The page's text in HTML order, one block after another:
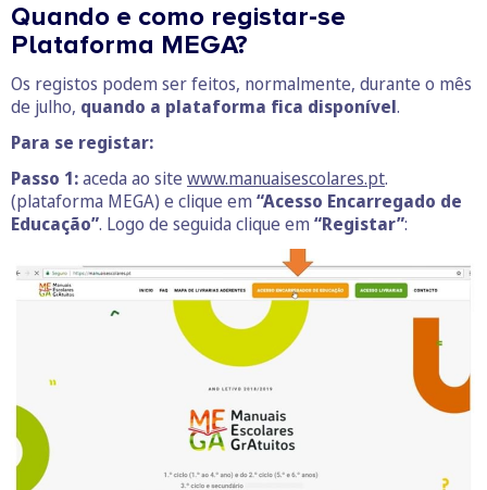
Quando e como registar-se
Plataforma MEGA?
Os registos podem ser feitos, normalmente, durante o mês
de julho, quando a plataforma fica disponível.
Para se registar:
Passo 1:aceda ao site www.manuaisescolares.pt.
(plataforma MEGA) e clique em “Acesso Encarregado de
Educação”. Logo de seguida clique em “Registar”: